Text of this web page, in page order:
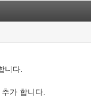
니다.
가 합니다.